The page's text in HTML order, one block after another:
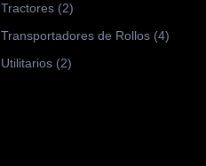
Tractores (2)
Transportadores de Rollos (4)
Utilitarios (2)